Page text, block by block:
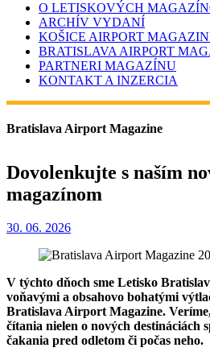
O LETISKOVÝCH
ARCHÍV VYDANÍ
KOŠICE AIRPORT
BRATISLAVA AIRPORT
PARTNERI MAGAZÍNU
KONTAKT A INZERCIA
Bratislava Airport Magazine
Dovolenkujte s naším
magazínom
30. 06. 2026
V týchto dňoch sme Letisko
voňavými a obsahovo bohatými
Bratislava Airport Magazine.
čítania nielen o nových destináciách
čakania pred odletom či počas neho.